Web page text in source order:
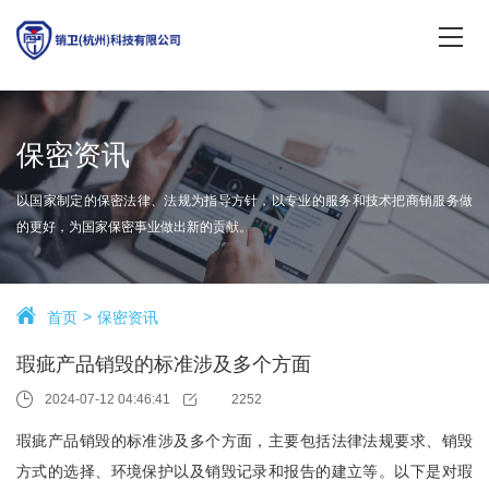
保密资讯
以国家制定的保密法律、法规为指导方针，以专业的服务和技术把商销服务做
的更好，为国家保密事业做出新的贡献。
首页 保密资讯
瑕疵产品销毁的标准涉及多个方面
2024-07-12 04:46:41 2252
瑕疵产品销毁的标准涉及多个方面，主要包括法律法规要求、销毁
方式的选择、环境保护以及销毁记录和报告的建立等。以下是对瑕